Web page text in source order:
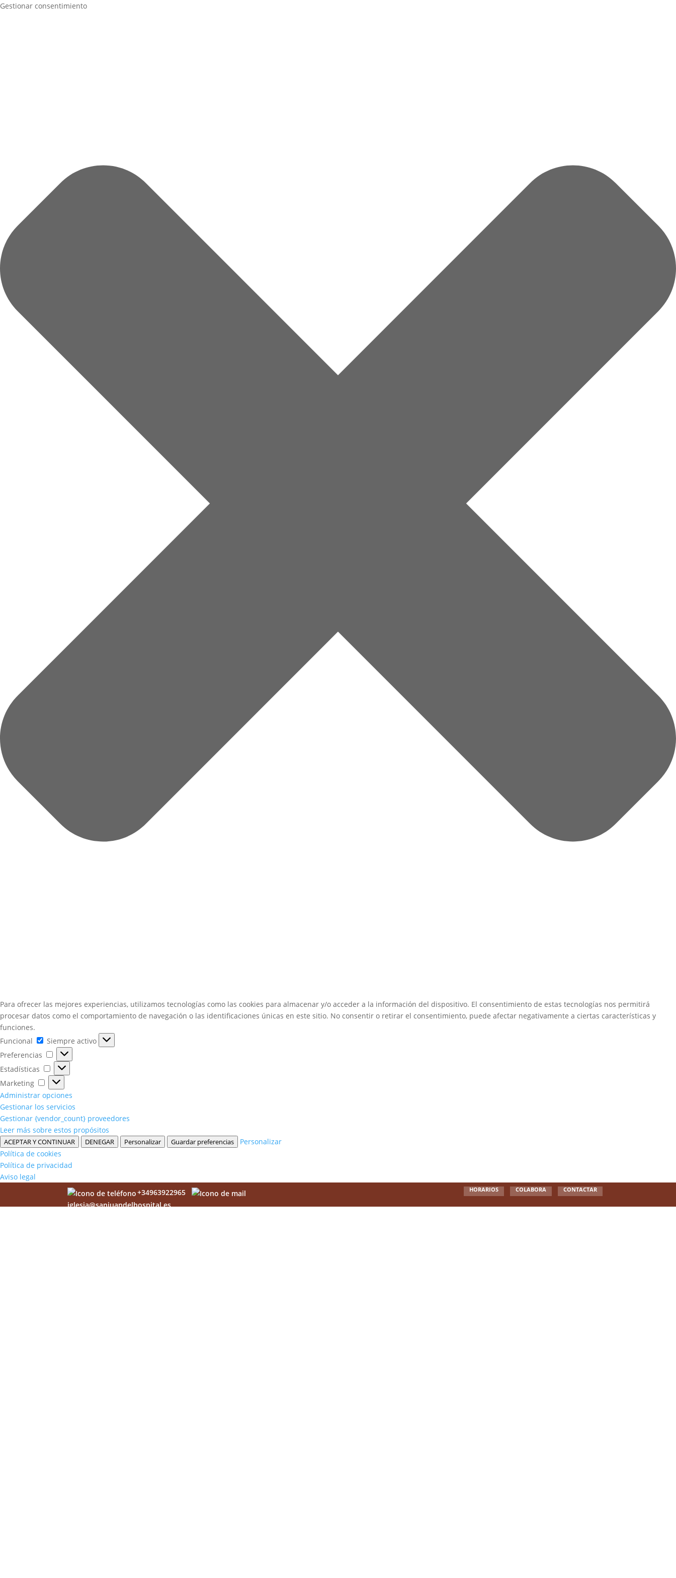
Gestionar consentimiento
Para ofrecer las mejores experiencias, utilizamos tecnologías como las cookies para almacenar y/o acceder a la información del dispositivo. El consentimiento de estas tecnologías nos permitirá
procesar datos como el comportamiento de navegación o las identificaciones únicas en este sitio. No consentir o retirar el consentimiento, puede afectar negativamente a ciertas características y
funciones.
Funcional
Funcional
Siempre activo
Preferencias
Preferencias
Estadísticas
Estadísticas
Marketing
Marketing
Administrar opciones
Gestionar los servicios
Gestionar {vendor_count} proveedores
Leer más sobre estos propósitos
ACEPTAR Y CONTINUAR DENEGAR Personalizar Guardar preferencias
Personalizar
Política de cookies
Política de privacidad
Aviso legal
+34963922965
iglesia@sanjuandelhospital.es
HORARIOS COLABORA CONTACTAR